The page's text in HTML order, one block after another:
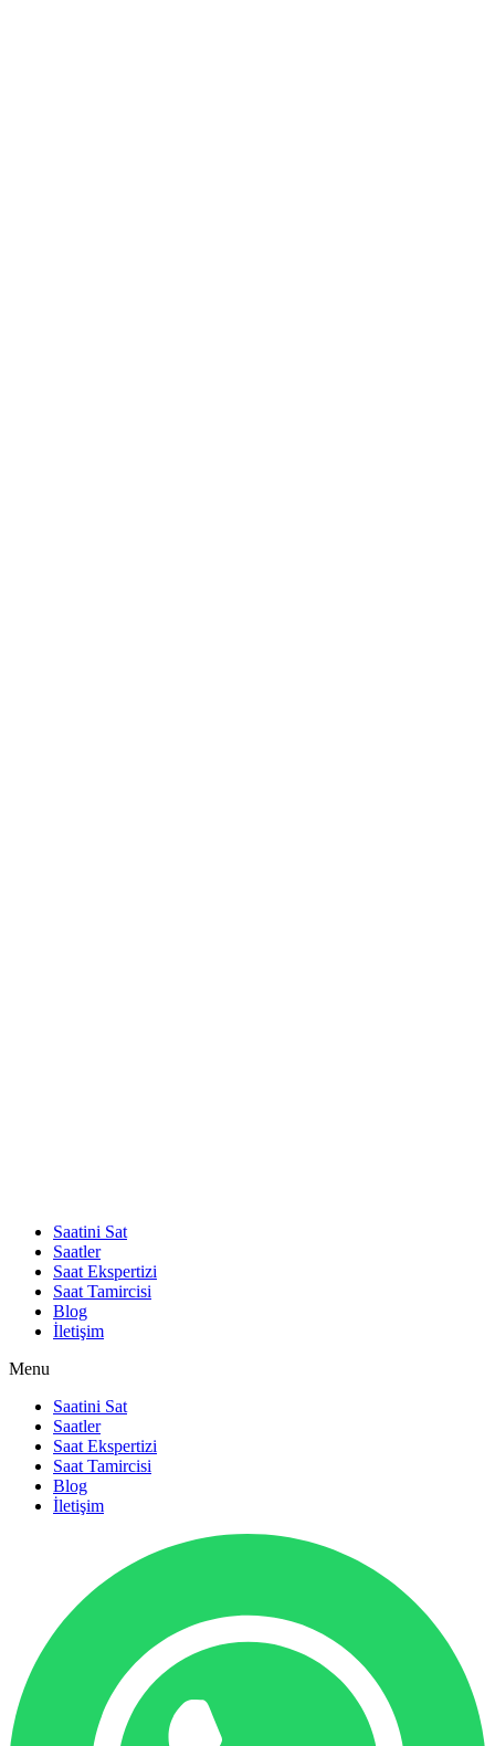
Saatini Sat
Saatler
Saat Ekspertizi
Saat Tamircisi
Blog
İletişim
Menu
Saatini Sat
Saatler
Saat Ekspertizi
Saat Tamircisi
Blog
İletişim